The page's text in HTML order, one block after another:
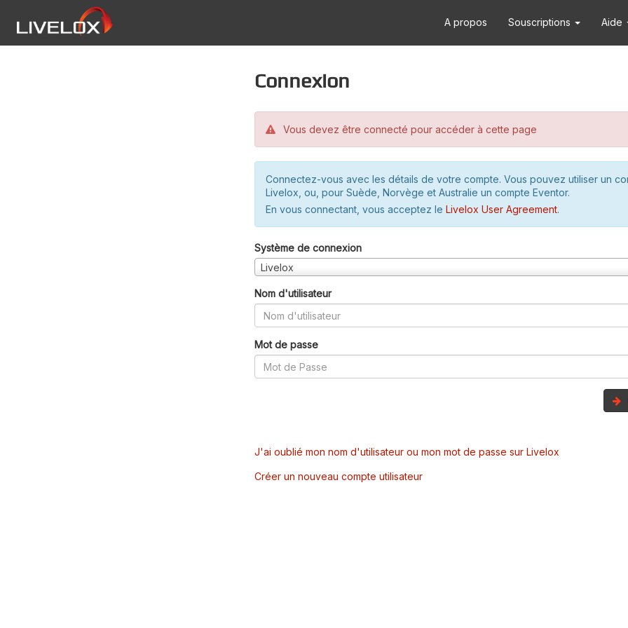
A propos Souscriptions Aide
Connexion
Vous devez être connecté pour accéder à cette page
Connectez-vous avec les détails de votre compte. Vous pouvez utiliser un
Livelox, ou, pour Suède, Norvège et Australie un compte Eventor.
En vous connectant, vous acceptez le Livelox User Agreement.
Système de connexion
Livelox
Nom d'utilisateur
Mot de passe
J'ai oublié mon nom d'utilisateur ou mon mot de passe sur Livelox
Créer un nouveau compte utilisateur